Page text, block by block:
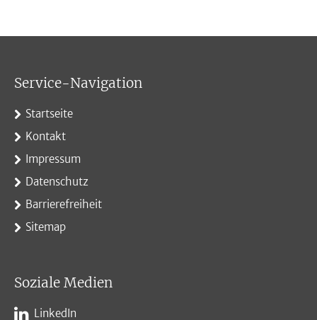
Service-Navigation
Startseite
Kontakt
Impressum
Datenschutz
Barrierefreiheit
Sitemap
Soziale Medien
LinkedIn